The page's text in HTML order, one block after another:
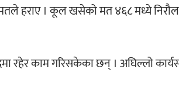
मतले हराए । कूल खसेको मत ४६८ मध्ये
रहेर काम गरिसकेका छन् । अघिल्लो